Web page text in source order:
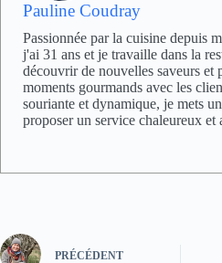
Pauline Coudray
Passionnée par la cuisine depuis
j'ai 31 ans et je travaille dans la
découvrir de nouvelles saveurs et
moments gourmands avec les
souriante et dynamique, je mets
proposer un service chaleureux et
PRÉCÉDENT